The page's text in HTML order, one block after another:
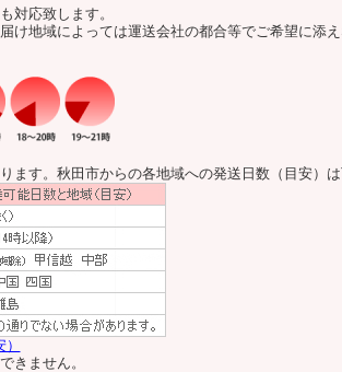
対応致します。
け地域によっては運送会社の都合等でご希望に添
ます。秋田市からの各地域への発送日数（目安）は
きません。